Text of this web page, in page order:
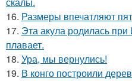
16. Размеры впечатляют
17. Эта акула родилась
плавает.
18. Ура, мы вернулись!
19. В конго построили